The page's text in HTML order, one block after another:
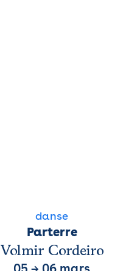
danse
Parterre
Volmir Cordeiro